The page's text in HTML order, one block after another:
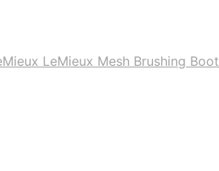
LeMieux Mesh Brushing Boot